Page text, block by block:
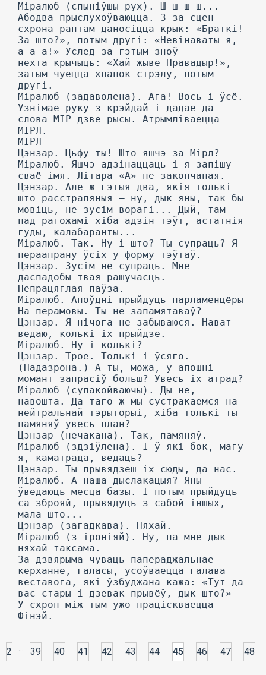
Міралюб (спыніўшы рух). Ш-ш-ш-ш...
Абодва прыслухоўваюцца. 3-за сцен
схрона раптам даносіцца крык: «Браткі!
За што?», потым другі: «Невінаваты я,
а-а-а!» Услед за гэтым зноў
нехта крычыць: «Хай жыве Правадыр!»,
затым чуецца хлапок стрэлу, потым
другі.
Міралюб (задаволена). Ага! Вось і ўсё.
Узнімае руку з крэйдай і дадае да
слова МІР дзве рысы. Атрымліваецца
МІРЛ.
МІРЛ
Цэнзар. Цьфу ты! Што яшчэ за Мірл?
Міралюб. Яшчэ адзінаццаць і я запішу
сваё імя. Літара «А» не закончаная.
Цэнзар. Але ж гэтыя два, якія толькі
што расстраляныя — ну, дык яны, так бы
мовіць, не зусім ворагі... Дый, там
пад рагожамі хіба адзін тэўт, астатнія
гуды, калабаранты...
Міралюб. Так. Ну і што? Ты супраць? Я
пераапрану ўсіх у форму тэўтаў.
Цэнзар. Зусім не супраць. Мне
даспадобы твая рашучасць.
Непрацяглая паўза.
Міралюб. Апоўдні прыйдуць парламенцёры
На перамовы. Ты не запамятаваў?
Цэнзар. Я нічога не забываюся. Нават
ведаю, колькі іх прыйдзе.
Міралюб. Ну і колькі?
Цэнзар. Трое. Толькі і ўсяго.
(Падазрона.) А ты, можа, у апошні
момант запрасіў больш? Увесь іх атрад?
Міралюб (супакойваючы). Ды не,
навошта. Да таго ж мы сустракаемся на
нейтральнай тэрыторыі, хіба толькі ты
памяняў увесь план?
Цэнзар (нечакана). Так, памяняў.
Міралюб (здзіўлена). I ў які бок, магу
я, каматрада, ведаць?
Цэнзар. Ты прывядзеш іх сюды, да нас.
Міралюб. А наша дыслакацыя? Яны
ўведаюць месца базы. I потым прыйдуць
са зброяй, прывядуць з сабой іншых,
мала што...
Цэнзар (загадкава). Няхай.
Міралюб (з іроніяй). Ну, па мне дык
няхай таксама.
За дзвярыма чуваць папераджальнае
керханне, галасы, усоўваецца галава
веставога, які ўзбуджана кажа: «Тут да
вас стары і дзевак прывёў, дык што?»
У схрон між тым ужо праціскваецца
Фінэй.
2 ... 39 40 41 42 43 44 45 46 47 48